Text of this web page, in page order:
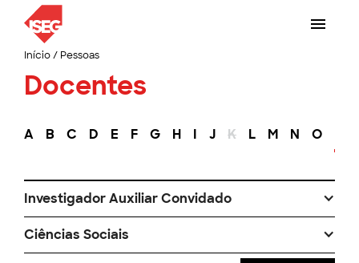
Início/ Pessoas
Docentes
A B C D E F G H I J K L M N O
Investigador Auxiliar Convidado
Ciências Sociais